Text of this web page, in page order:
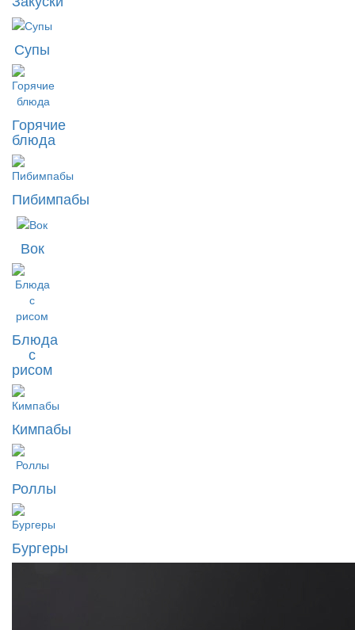
Супы
Горячие
блюда
Пибимпабы
Вок
Блюда
с
рисом
Кимпабы
Роллы
Бургеры